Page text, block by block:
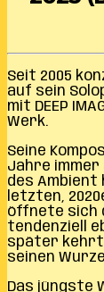
Seit 2005
auf sein
mit DEEP
Werk.
Seine
Jahre immer
des Ambient
letzten,
öffnete sich
tendenziell
später kehrt
seinen
Das jüngste